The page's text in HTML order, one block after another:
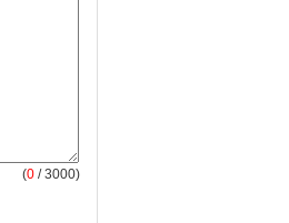
(0 / 3000)